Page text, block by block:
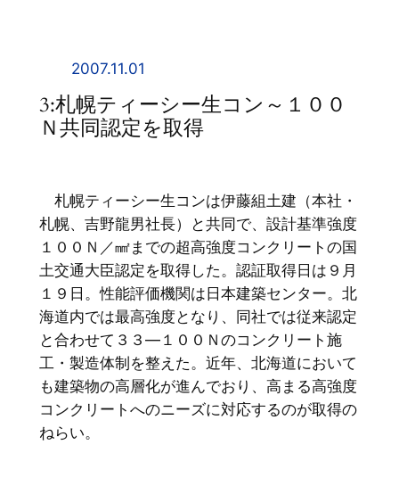
2007.11.01
3:札幌ティーシー生コン～１００
Ｎ共同認定を取得
札幌ティーシー生コンは伊藤組土建（本社・
札幌、吉野龍男社長）と共同で、設計基準強度
１００Ｎ／㎟までの超高強度コンクリートの国
土交通大臣認定を取得した。認証取得日は９月
１９日。性能評価機関は日本建築センター。北
海道内では最高強度となり、同社では従来認定
と合わせて３３―１００Ｎのコンクリート施
工・製造体制を整えた。近年、北海道において
も建築物の高層化が進んでおり、高まる高強度
コンクリートへのニーズに対応するのが取得の
ねらい。